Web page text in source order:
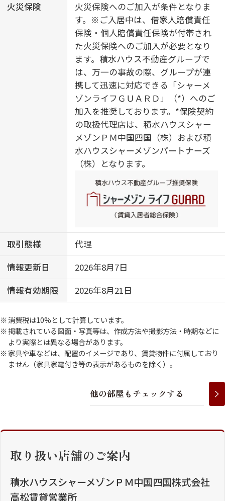
火災保険
火災保険へのご加入が条件となりま
す。※ご入居中は、借家人賠償責任
保険・個人賠償責任保険が付帯され
た火災保険へのご加入が必要となり
ます。積水ハウス不動産グループで
は、万一の事故の際、グループが連
携して迅速に対応できる「シャーメ
ゾンライフＧＵＡＲＤ」（*）へのご
加入を推奨しております。*保険契約
の取扱代理店は、積水ハウスシャー
メゾンＰＭ中国四国（株）および積
水ハウスシャーメゾンパートナーズ
（株）となります。
取引態様
代理
情報更新日
2026年8月7日
情報有効期限
2026年8月21日
消費税は10%として計算しています。
掲載されている図面・写真等は、作成方法や撮影方法・時期などに
より実際とは異なる場合があります。
家具や車などは、配置のイメージであり、賃貸物件に付属しており
ません（家具家電付き等の表示があるものを除く）。
他の部屋 も チェ ッ クする
取り扱い店舗のご案内
積水ハウスシャーメゾンＰＭ中国四国株式会社
高松賃貸営業所